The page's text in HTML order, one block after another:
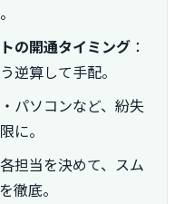
の開通タイミング ：
逆算して手配。
パソコンなど、紛失
に。
各担当を決めて、スム
徹底。